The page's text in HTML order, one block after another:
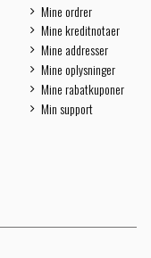
Mine ordrer
Mine kreditnotaer
Mine addresser
Mine oplysninger
Mine rabatkuponer
Min support